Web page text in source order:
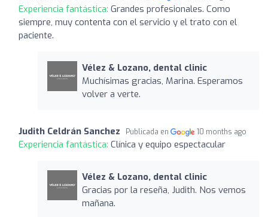
Experiencia fantástica: Grandes profesionales. Como
siempre, muy contenta con el servicio y el trato con el
paciente.
Vélez & Lozano, dental clinic
Muchísimas gracias, Marina. Esperamos
volver a verte.
Judith Celdrán Sanchez Publicada en 10 months ago
Experiencia fantástica: Clínica y equipo espectacular
Vélez & Lozano, dental clinic
Gracias por la reseña, Judith. Nos vemos
mañana.